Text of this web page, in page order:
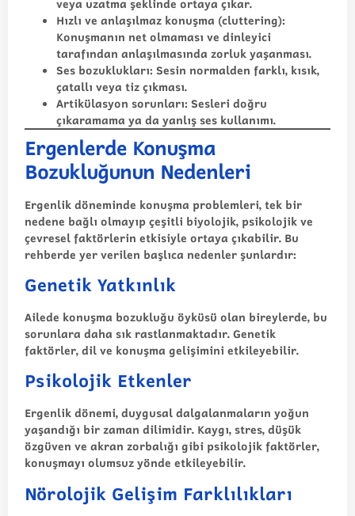
Hızlı ve anlaşılmaz konuşma (cluttering):
Konuşmanın net olmaması ve dinleyici
tarafından anlaşılmasında zorluk yaşanması.
Ses bozuklukları: Sesin normalden farklı, kısık,
çatallı veya tiz çıkması.
Artikülasyon sorunları: Sesleri doğru
çıkaramama ya da yanlış ses kullanımı.
Ergenlerde Konuşma
Bozukluğunun Nedenleri
Ergenlik döneminde konuşma problemleri, tek bir
nedene bağlı olmayıp çeşitli biyolojik, psikolojik ve
çevresel faktörlerin etkisiyle ortaya çıkabilir. Bu
rehberde yer verilen başlıca nedenler şunlardır:
Genetik Yatkınlık
Ailede konuşma bozukluğu öyküsü olan bireylerde, bu
sorunlara daha sık rastlanmaktadır. Genetik
faktörler, dil ve konuşma gelişimini etkileyebilir.
Psikolojik Etkenler
Ergenlik dönemi, duygusal dalgalanmaların yoğun
yaşandığı bir zaman dilimidir. Kaygı, stres, düşük
özgüven ve akran zorbalığı gibi psikolojik faktörler,
konuşmayı olumsuz yönde etkileyebilir.
Nörolojik Gelişim Farklılıkları